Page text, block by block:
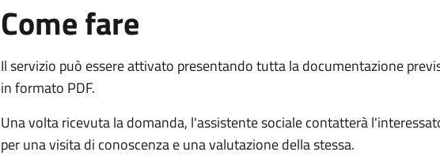
Come fare
Il servizio può essere attivato presentando tutta la documentazione
in formato PDF.
Una volta ricevuta la domanda, l'assistente sociale contatterà
per una visita di conoscenza e una valutazione della stessa.